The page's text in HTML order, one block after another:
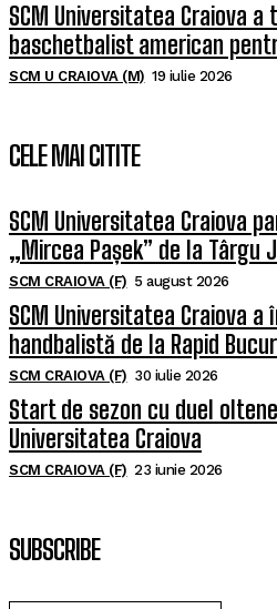
SCM Universitatea Craiova
baschetbalist american
SCM U CRAIOVA (M) 19 iulie 2026
CELE MAI CITITE
SCM Universitatea Craiova
„Mircea Pașek” de la Târgu
SCM CRAIOVA (F) 5 august 2026
SCM Universitatea Craiova
handbalistă de la Rapid
SCM CRAIOVA (F) 30 iulie 2026
Start de sezon cu duel
Universitatea Craiova
SCM CRAIOVA (F) 23 iunie 2026
SUBSCRIBE